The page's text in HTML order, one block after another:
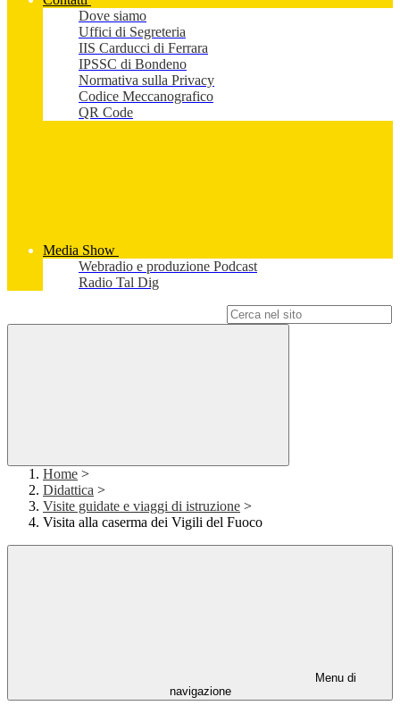
Dove siamo
Uffici di Segreteria
IIS Carducci di Ferrara
IPSSC di Bondeno
Normativa sulla Privacy
Codice Meccanografico
QR Code
Media Show
Webradio e produzione Podcast
Radio Tal Dig
Home >
Didattica >
Visite guidate e viaggi di istruzione >
Visita alla caserma dei Vigili del Fuoco
Menu di
navigazione